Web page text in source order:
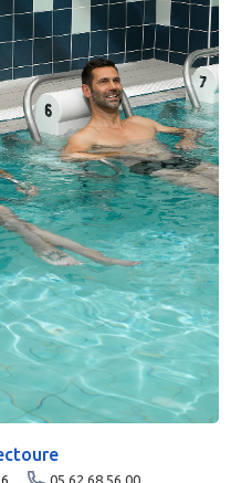
05 62 68 56 00